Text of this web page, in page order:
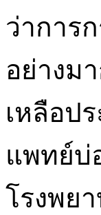
ว่าการ
อย่างม
เหลือป
แพทย์บ่
โรงพย